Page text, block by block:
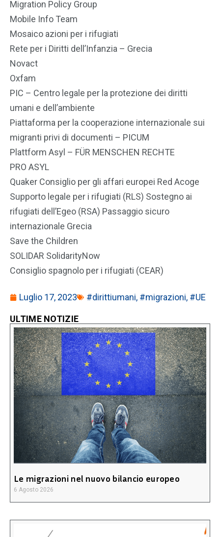
Migration Policy Group
Mobile Info Team
Mosaico azioni per i rifugiati
Rete per i Diritti dell’Infanzia – Grecia
Novact
Oxfam
PIC – Centro legale per la protezione dei diritti
umani e dell’ambiente
Piattaforma per la cooperazione internazionale sui
migranti privi di documenti – PICUM
Plattform Asyl – FÜR MENSCHEN RECHTE
PRO ASYL
Quaker Consiglio per gli affari europei Red Acoge
Supporto legale per i rifugiati (RLS) Sostegno ai
rifugiati dell’Egeo (RSA) Passaggio sicuro
internazionale Grecia
Save the Children
SOLIDAR SolidarityNow
Consiglio spagnolo per i rifugiati (CEAR)
Luglio 17, 2023 #dirittiumani, #migrazioni, #UE
ULTIME NOTIZIE
Le migrazioni nel nuovo bilancio europeo
6 Agosto 2026